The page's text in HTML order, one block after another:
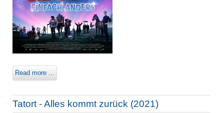
Read more ...
Tatort - Alles kommt zurück (2021)